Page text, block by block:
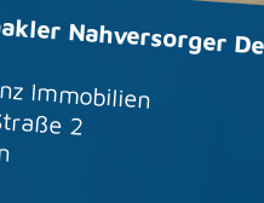
Nahversorger
Immobilien
2